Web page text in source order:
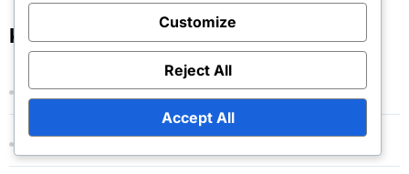
Kategoriat
Automaatiotyökalut suomalaisille pienyrittäjille
Customize
Reject All
Accept All